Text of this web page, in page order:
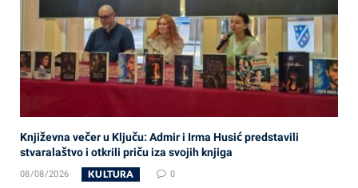
Književna večer u Ključu: Admir i Irma Husić predstavili
stvaralaštvo i otkrili priču iza svojih knjiga
08/08/2026 KULTURA 0